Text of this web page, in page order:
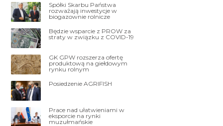
Spółki Skarbu Państwa
rozważają inwestycje w
biogazownie rolnicze
Będzie wsparcie z PROW za
straty w związku z COVID-19
GK GPW rozszerza ofertę
produktową na giełdowym
rynku rolnym
Posiedzenie AGRIFISH
Prace nad ułatwieniami w
eksporcie na rynki
muzułmańskie